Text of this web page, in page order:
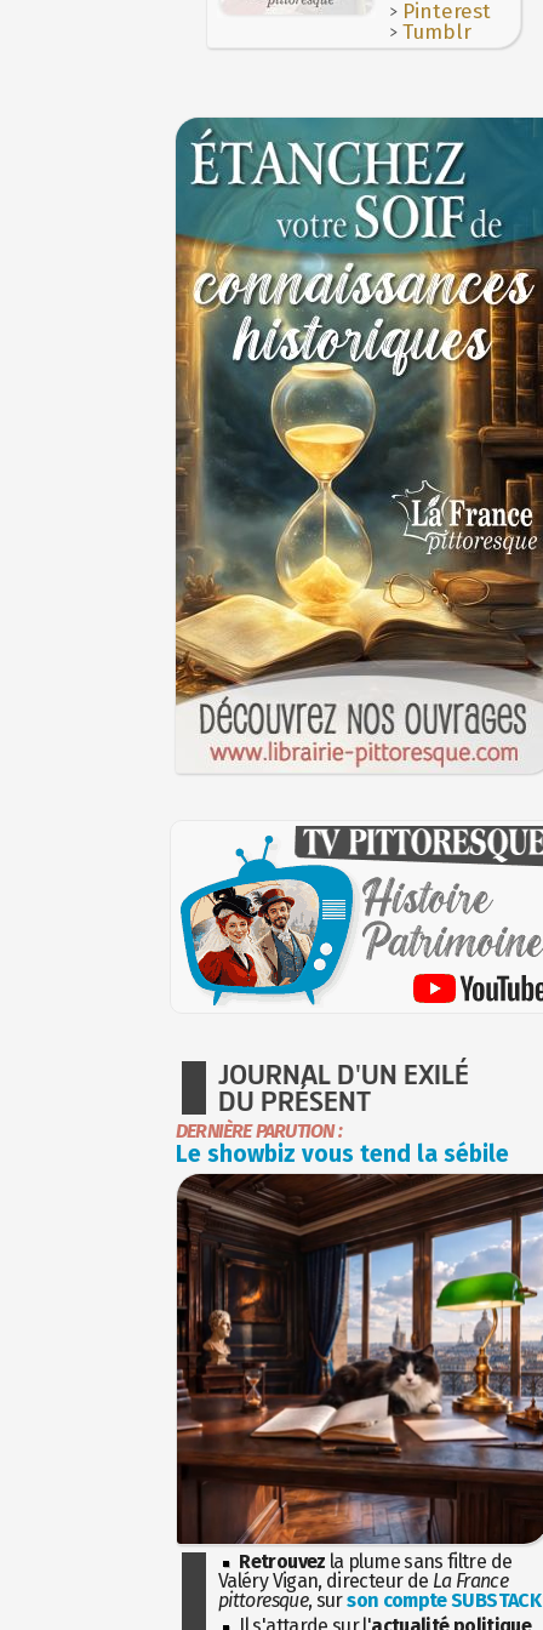
JOURNAL D'UN EXILÉ
DU PRÉSENT
DERNIÈRE PARUTION :
Le showbiz vous tend la sébile
Retrouvez la plume sans filtre de
Valéry Vigan, directeur de La France
pittoresque, surson compte SUBSTACK
> Pinterest
>Tumblr